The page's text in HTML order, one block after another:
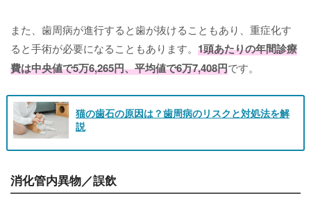
また、歯周病が進行すると歯が抜けることもあり、重症化す
ると手術が必要になることもあります。 1頭あたりの年間診療
費は中央値で5万6,265円、平均値で6万7,408円です。
猫の歯石の原因は？歯周病のリスクと対処法を解
説
消化管内異物／誤飲